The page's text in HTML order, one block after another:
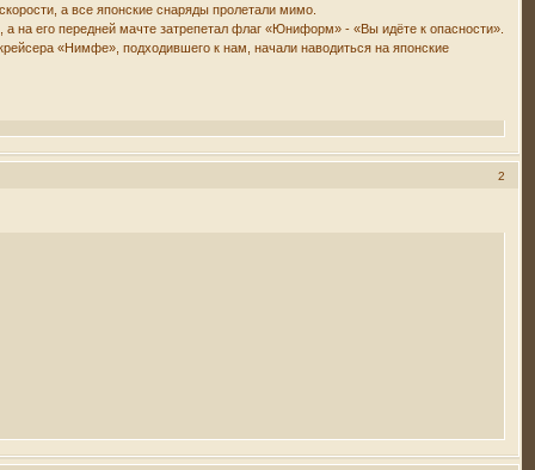
а все японские снаряды пролетали мимо.
на его передней мачте затрепетал флаг «Юниформ» - «Вы идёте к опасности».
«Нимфе», подходившего к нам, начали наводиться на японские
2